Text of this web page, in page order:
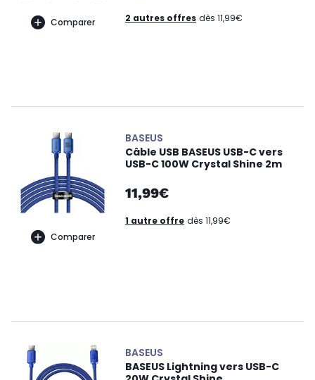
Comparer 2 autres offres dès 11,99€
Comparer
BASEUS
Câble USB BASEUS USB-C vers
USB-C 100W Crystal Shine 2m
11,99€
1 autre offre dès 11,99€
BASEUS
BASEUS Lightning vers USB-C